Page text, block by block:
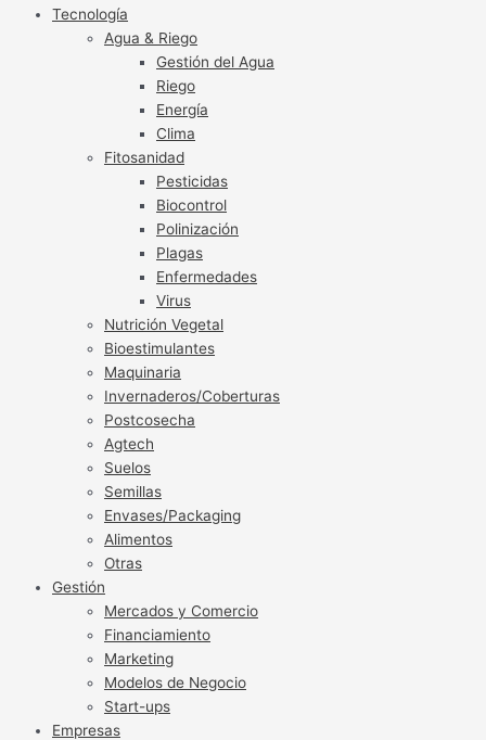
Tecnología
Agua & Riego
Gestión del Agua
Riego
Energía
Clima
Fitosanidad
Pesticidas
Biocontrol
Polinización
Plagas
Enfermedades
Virus
Nutrición Vegetal
Bioestimulantes
Maquinaria
Invernaderos/Coberturas
Postcosecha
Agtech
Suelos
Semillas
Envases/Packaging
Alimentos
Otras
Gestión
Mercados y Comercio
Financiamiento
Marketing
Modelos de Negocio
Start-ups
Empresas